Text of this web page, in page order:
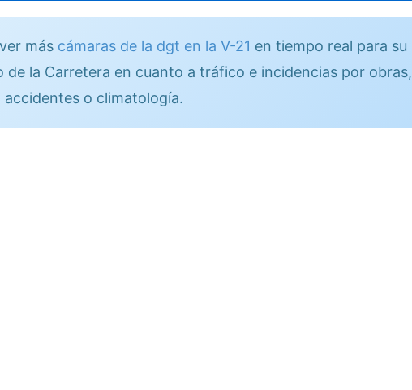
más cámaras de la dgt en la V-21 en tiempo real para su
de la Carretera en cuanto a tráfico e incidencias por obras,
o climatología.